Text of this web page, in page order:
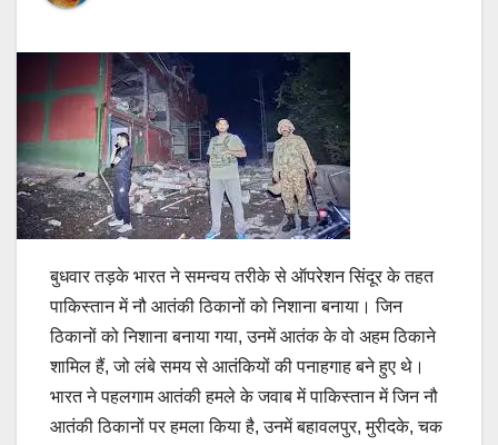
बुधवार तड़के भारत ने समन्वय तरीके से ऑपरेशन सिंदूर के तहत
पाकिस्तान में नौ आतंकी ठिकानों को निशाना बनाया। जिन
ठिकानों को निशाना बनाया गया, उनमें आतंक के वो अहम ठिकाने
शामिल हैं, जो लंबे समय से आतंकियों की पनाहगाह बने हुए थे।
भारत ने पहलगाम आतंकी हमले के जवाब में पाकिस्तान में जिन नौ
आतंकी ठिकानों पर हमला किया है, उनमें बहावलपुर, मुरीदके, चक